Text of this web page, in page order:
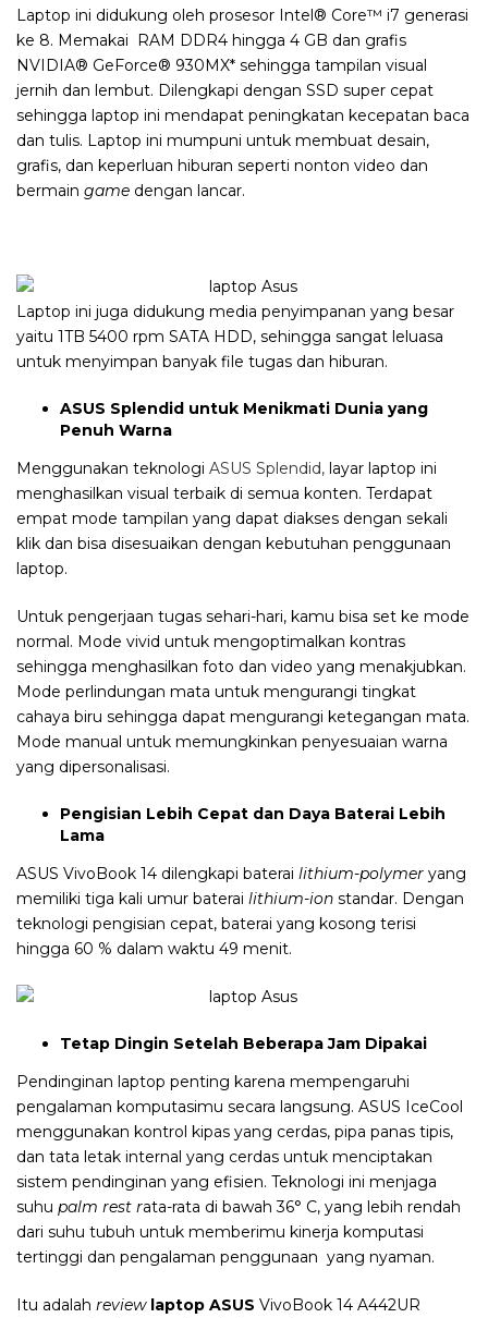
Laptop ini didukung oleh prosesor Intel® Core™ i7 generasi
ke 8. Memakai RAM DDR4 hingga 4 GB dan grafis
NVIDIA® GeForce® 930MX* sehingga tampilan visual
jernih dan lembut. Dilengkapi dengan SSD super cepat
sehingga laptop ini mendapat peningkatan kecepatan baca
dan tulis. Laptop ini mumpuni untuk membuat desain,
grafis, dan keperluan hiburan seperti nonton video dan
bermain game dengan lancar.
Laptop ini juga didukung media penyimpanan yang besar
yaitu 1TB 5400 rpm SATA HDD, sehingga sangat leluasa
untuk menyimpan banyak file tugas dan hiburan.
ASUS Splendid untuk Menikmati Dunia yang
Penuh Warna
Menggunakan teknologi ASUS Splendid, layar laptop ini
menghasilkan visual terbaik di semua konten. Terdapat
empat mode tampilan yang dapat diakses dengan sekali
klik dan bisa disesuaikan dengan kebutuhan penggunaan
laptop.
Untuk pengerjaan tugas sehari-hari, kamu bisa set ke mode
normal. Mode vivid untuk mengoptimalkan kontras
sehingga menghasilkan foto dan video yang menakjubkan.
Mode perlindungan mata untuk mengurangi tingkat
cahaya biru sehingga dapat mengurangi ketegangan mata.
Mode manual untuk memungkinkan penyesuaian warna
yang dipersonalisasi.
Pengisian Lebih Cepat dan Daya Baterai Lebih
Lama
ASUS VivoBook 14 dilengkapi baterai lithium-polymer yang
memiliki tiga kali umur baterai lithium-ion standar. Dengan
teknologi pengisian cepat, baterai yang kosong terisi
hingga 60 % dalam waktu 49 menit.
Tetap Dingin Setelah Beberapa Jam Dipakai
Pendinginan laptop penting karena mempengaruhi
pengalaman komputasimu secara langsung. ASUS IceCool
menggunakan kontrol kipas yang cerdas, pipa panas tipis,
dan tata letak internal yang cerdas untuk menciptakan
sistem pendinginan yang efisien. Teknologi ini menjaga
suhu palm rest rata-rata di bawah 36° C, yang lebih rendah
dari suhu tubuh untuk memberimu kinerja komputasi
tertinggi dan pengalaman penggunaan yang nyaman.
Itu adalah review laptop ASUS VivoBook 14 A442UR